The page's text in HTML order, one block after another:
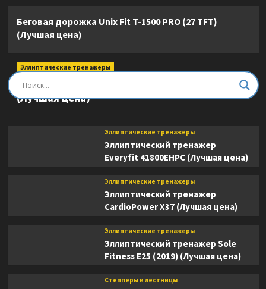
Беговая дорожка Unix Fit T-1500 PRO (27 TFT)
(Лучшая цена)
Эллиптические тренажеры
Эллиптический тренажер DFC E8745T
(Лучшая цена)
Эллиптические тренажеры
Эллиптический тренажер
Everyfit 41800EHPC (Лучшая цена)
Эллиптические тренажеры
Эллиптический тренажер
CardioPower X37 (Лучшая цена)
Эллиптические тренажеры
Эллиптический тренажер Sole
Fitness E25 (2019) (Лучшая цена)
Степперы и лестницы